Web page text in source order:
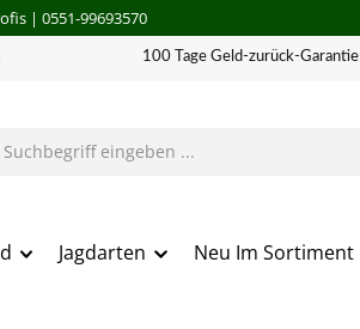
| 0551-99693570
100 Tage Geld-zurück-Garantie
Jagdarten Neu Im Sortiment